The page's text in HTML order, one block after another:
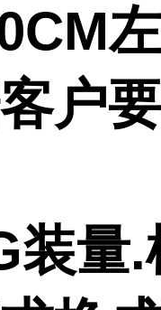
户
装量.